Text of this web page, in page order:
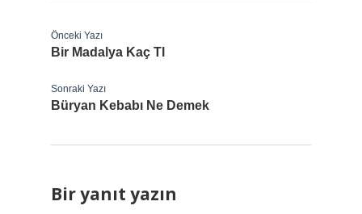
Önceki Yazı
Bir Madalya Kaç Tl
Sonraki Yazı
Büryan Kebabı Ne Demek
Bir yanıt yazın